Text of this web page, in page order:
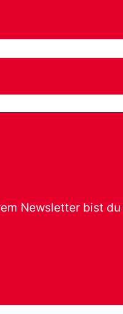
Newsletter bist